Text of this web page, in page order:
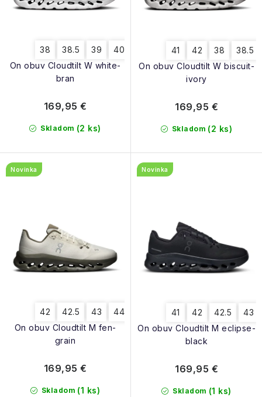
ku
v
On obuv Cloudtilt W white-
bran
38 38.5 39 40 41 42
Skladom (2 ks)
169,95 €
On obuv Cloudtilt W biscuit-
ivory
41 42 38 38.5
Skladom (2 ks)
169,95 €
On obuv Cloudtilt M fen-
grain
Novinka
42 42.5 43 44 45 46
Skladom (1 ks)
169,95 €
On obuv Cloudtilt M eclipse-
black
Novinka
41 42 42.5 43
Skladom (1 ks)
169,95 €